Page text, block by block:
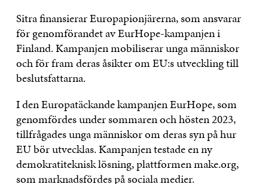
Sitra finansierar Europapionjärerna, som ansvarar
för genomförandet av EurHope-kampanjen i
Finland. Kampanjen mobiliserar unga människor
och för fram deras åsikter om EU:s utveckling till
beslutsfattarna.
I den Europatäckande kampanjen EurHope, som
genomfördes under sommaren och hösten 2023,
tillfrågades unga människor om deras syn på hur
EU bör utvecklas. Kampanjen testade en ny
demokratiteknisk lösning, plattformen make.org,
som marknadsfördes på sociala medier.